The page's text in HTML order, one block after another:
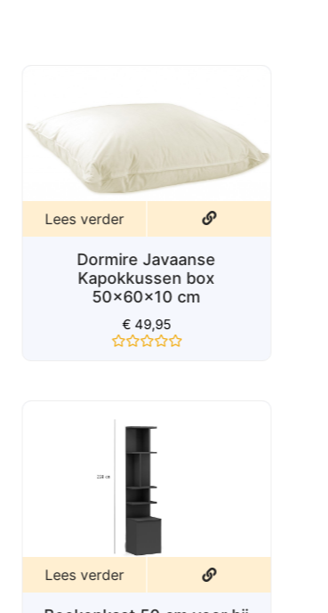
Lees verder
Dormire Javaanse
Kapokkussen box
50x60x10 cm
€ 49,95
Lees verder